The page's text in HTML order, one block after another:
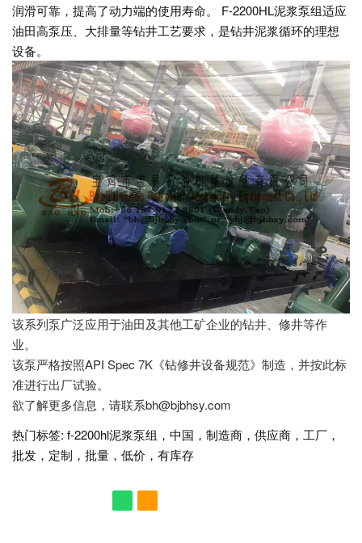
润滑可靠，提高了动力端的使用寿命。 F-2200HL泥浆泵组适应
油田高泵压、大排量等钻井工艺要求，是钻井泥浆循环的理想
设备。
该系列泵广泛应用于油田及其他工矿企业的钻井、修井等作
业。
该泵严格按照API Spec 7K《钻修井设备规范》制造，并按此标
准进行出厂试验。
欲了解更多信息，请联系bh@bjbhsy.com
热门标签: f-2200hl泥浆泵组，中国，制造商，供应商，工厂，
批发，定制，批量，低价，有库存